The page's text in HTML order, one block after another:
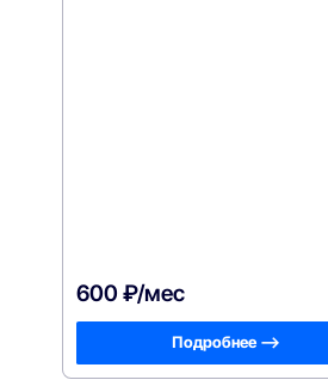
600 ₽/мес
Подробнее —>